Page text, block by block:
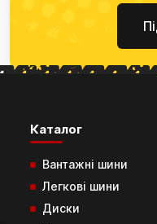
Каталог
Вантажні шини
Легкові шини
Диски